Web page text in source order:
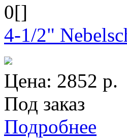
0[]
4-1/2"
Цена: 2852 р.
Под заказ
Подробнее